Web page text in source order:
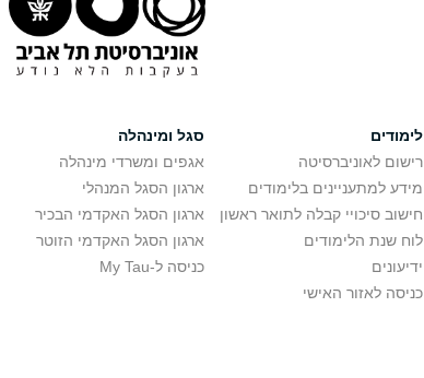
לימודים
רישום לאוניברסיטה
מידע למתעניינים בלימודים
חישוב סיכויי קבלה לתואר ראשון
לוח שנת הלימודים
ידיעונים
כניסה לאזור האישי
סגל ומינהלה
אגפים ומשרדי מינהלה
ארגון הסגל המנהלי
ארגון הסגל האקדמי הבכיר
ארגון הסגל האקדמי הזוטר
כניסה ל-My Tau